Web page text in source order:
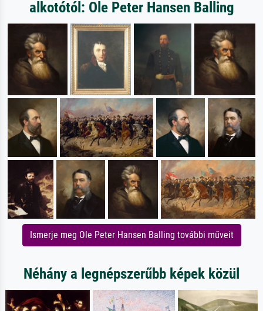
alkotótól: Ole Peter Hansen Balling
Ismerje meg Ole Peter Hansen Balling további műveit
Néhány a legnépszerűbb képek közül